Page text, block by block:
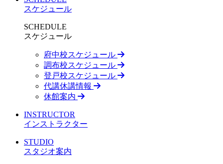
スケジュール
SCHEDULE
スケジュール
府中校スケジュール
調布校スケジュール
登戸校スケジュール
代講休講情報
休館案内
INSTRUCTOR
インストラクター
STUDIO
スタジオ案内